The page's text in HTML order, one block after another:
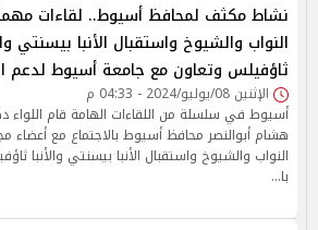
نشاط مكثف لمحافظ أسيوط.. لقاءات
النواب والشيوخ واستقبال الأنبا بيسنتي
ثاؤفيلس وتعاون مع جامعة أسيوط لدعم
الإثنين 08/يوليو/2024 - 04:33 م
أسيوط في سلسلة من اللقاءات الهامة قام اللواء
هشام أبوالنصر محافظ أسيوط بالاجتماع مع أعضاء
النواب والشيوخ واستقبال الأنبا بيسنتي والأنبا
با…